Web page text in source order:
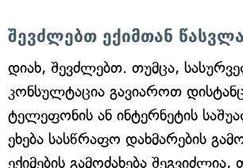
შევძლებთ ექიმთან
დიახ, შევძლებთ. თუმცა,
კონსულტაცია გავიაროთ
ტელეფონის ან ინტერნეტის
ეხება სასწრაფო დახმარების
ექიმების გამოძახება შეგვიძლია,